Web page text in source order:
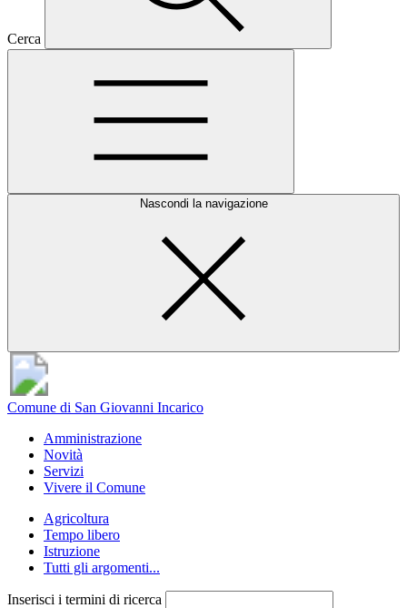
Cerca
Nascondi la navigazione
Comune di San Giovanni Incarico
Amministrazione
Novità
Servizi
Vivere il Comune
Agricoltura
Tempo libero
Istruzione
Tutti gli argomenti...
Inserisci i termini di ricerca